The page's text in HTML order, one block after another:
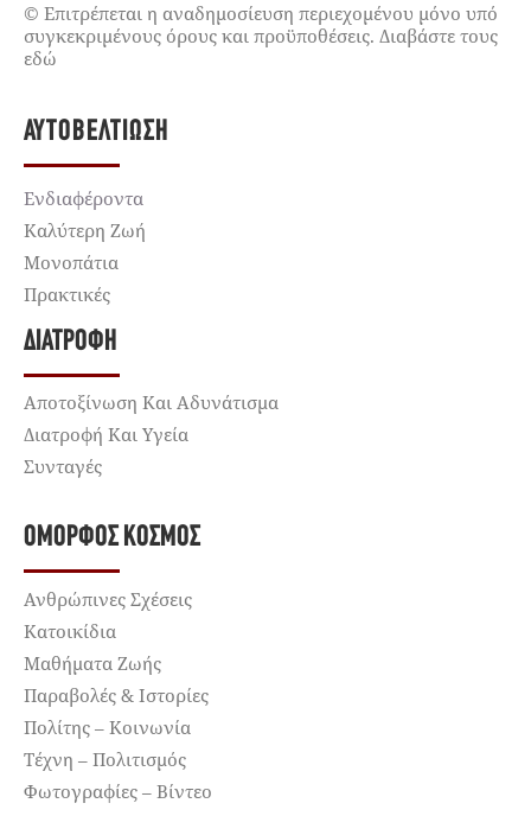
© Επιτρέπεται η αναδημοσίευση περιεχομένου μόνο υπό
συγκεκριμένους όρους και προϋποθέσεις. Διαβάστε τους
εδώ
ΑΥΤΟΒΕΛΤΊΩΣΗ
Ενδιαφέροντα
Καλύτερη Ζωή
Μονοπάτια
Πρακτικές
ΔΙΑΤΡΟΦΉ
Αποτοξίνωση Και Αδυνάτισμα
Διατροφή Και Υγεία
Συνταγές
ΌΜΟΡΦΟΣ ΚΌΣΜΟΣ
Ανθρώπινες Σχέσεις
Κατοικίδια
Μαθήματα Ζωής
Παραβολές & Ιστορίες
Πολίτης – Κοινωνία
Τέχνη – Πολιτισμός
Φωτογραφίες – Βίντεο